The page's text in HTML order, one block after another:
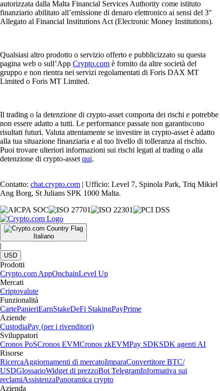
autorizzata dalla Malta Financial Services Authority come istituto
finanziario abilitato all’emissione di denaro elettronico ai sensi del 3°
Allegato al Financial Institutions Act (Electronic Money Institutions).
Qualsiasi altro prodotto o servizio offerto e pubblicizzato su questa
pagina web o sull’App Crypto.com è fornito da altre società del
gruppo e non rientra nei servizi regolamentati di Foris DAX MT
Limited o Foris MT Limited.
Il trading o la detenzione di crypto-asset comporta dei rischi e potrebbe
non essere adatto a tutti. Le performance passate non garantiscono
risultati futuri. Valuta attentamente se investire in crypto-asset è adatto
alla tua situazione finanziaria e al tuo livello di tolleranza al rischio.
Puoi trovare ulteriori informazioni sui rischi legati al trading o alla
detenzione di crypto-asset qui.
Contatto: chat.crypto.com | Ufficio: Level 7, Spinola Park, Triq Mikiel
Ang Borg, St Julians SPK 1000 Malta.
Italiano
|
USD
Prodotti
Crypto.com AppOnchainLevel Up
Mercati
Criptovalute
Funzionalità
CartePanieriEarnStakeDeFi StakingPayPrime
Aziende
CustodiaPay (per i rivenditori)
Sviluppatori
Cronos PoSCronos EVMCronos zkEVMPay SDKSDK agenti AI
Risorse
RicercaAggiornamenti di mercatoImparaConvertitore BTC/
USDGlossarioWidget di prezzoBot TelegramInformativa sui
reclamiAssistenzaPanoramica crypto
Azienda